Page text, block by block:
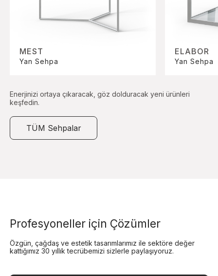
MEST
Yan Sehpa
ELABOR
Yan Sehpa
Enerjinizi ortaya çıkaracak, göz dolduracak yeni ürünleri
keşfedin.
TÜM Sehpalar
Profesyoneller için Çözümler
Özgün, çağdaş ve estetik tasarımlarımız ile sektöre değer
kattığımız 30 yıllık tecrübemizi sizlerle paylaşıyoruz.